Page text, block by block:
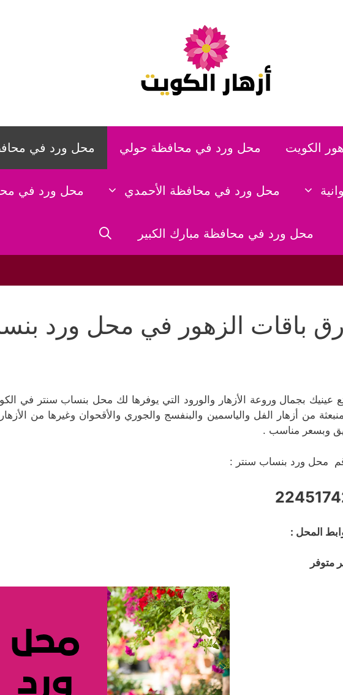
الكويت محل ورد في محافظة حولي محل ورد في
محل ورد في محافظة الأحمدي محل ورد في
محل ورد في محافظة مبارك الكبير
باقات الزهور في محل ورد
عينيك بجمال وروعة الأزهار والورود التي يوفرها لك محل بنساب سنتر في
من أزهار الفل والياسمين والبنفسج والجوري والأقحوان وغيرها من
وبسعر مناسب .
محل ورد بنساب سنتر :
المحل :
متوفر